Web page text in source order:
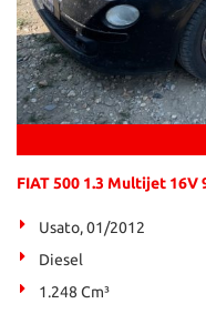
FIAT 500 1.3 Multijet 16V
Usato, 01/2012
Diesel
1.248 Cm³